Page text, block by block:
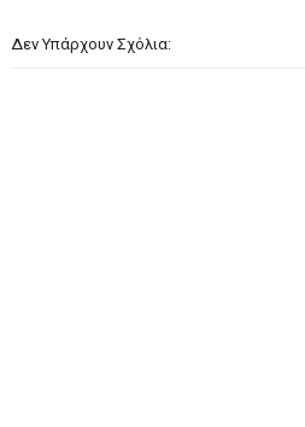
Δεν Υπάρχουν Σχόλια: